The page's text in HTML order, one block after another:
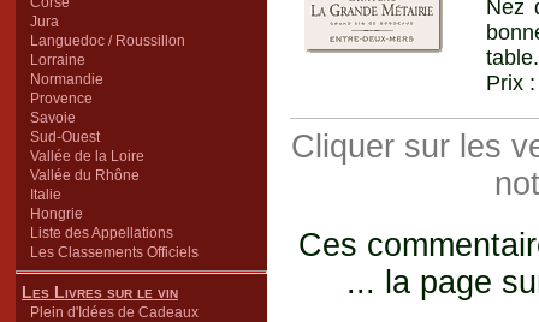
Jura
Languedoc / Roussillon
Lorraine
Normandie
Provence
Savoie
Sud-Ouest
Vallée de la Loire
Vallée du Rhône
Italie
Hongrie
Liste des Appellations
Les Classements Officiels
Les Livres sur le vin
Plein d'Idées de Cadeaux
Nez
Prix :
Cliquer sur les
Ces
... la page